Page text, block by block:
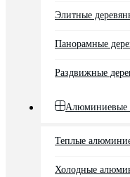
Элитные
Панорамные
Раздвижные
Алюминиевые
Теплые
Холодные